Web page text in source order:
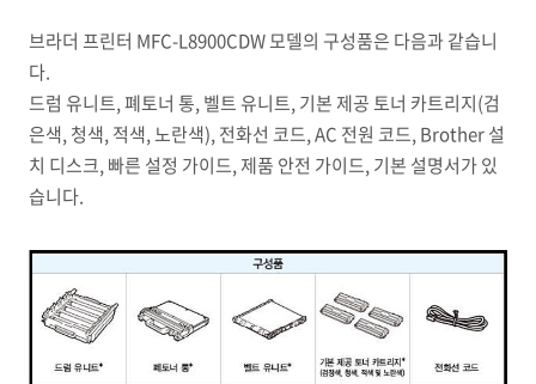
브라더 프린터 MFC-L8900CDW 모델의 구성품은 다음과 같습니
다.
드럼 유니트, 폐토너 통, 벨트 유니트, 기본 제공 토너 카트리지(검
은색, 청색, 적색, 노란색), 전화선 코드, AC 전원 코드, Brother 설
치 디스크, 빠른 설정 가이드, 제품 안전 가이드, 기본 설명서가 있
습니다.